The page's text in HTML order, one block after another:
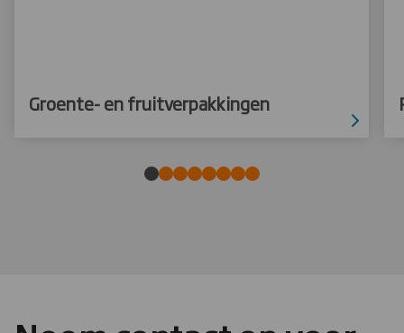
Groente- en fruitverpakkingen